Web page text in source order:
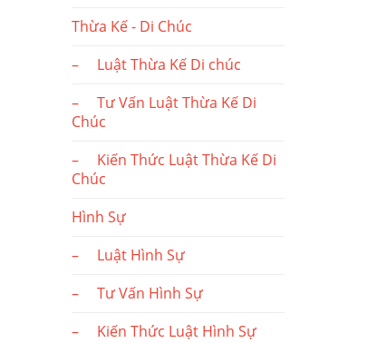
Thừa Kế - Di Chúc
– Luật Thừa Kế Di chúc
– Tư Vấn Luật Thừa Kế Di
Chúc
– Kiến Thức Luật Thừa Kế Di
Chúc
Hình Sự
– Luật Hình Sự
– Tư Vấn Hình Sự
– Kiến Thức Luật Hình Sự